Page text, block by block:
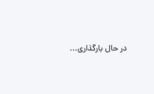
در حال بارگذاری...